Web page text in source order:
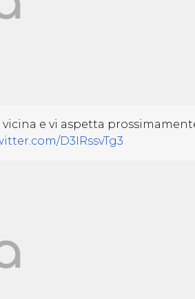
e vi aspetta
D3IRssvTg3